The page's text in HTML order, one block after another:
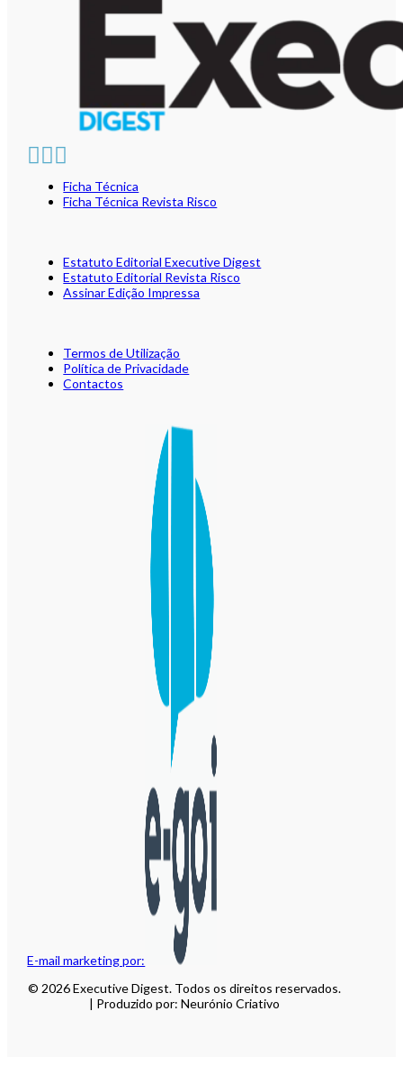
E-mail marketing por:
Ficha Técnica
Ficha Técnica Revista Risco
Estatuto Editorial Executive Digest
Estatuto Editorial Revista Risco
Assinar Edição Impressa
Termos de Utilização
Política de Privacidade
Contactos
© 2026 Executive Digest. Todos os direitos reservados.
| Produzido por: Neurónio Criativo